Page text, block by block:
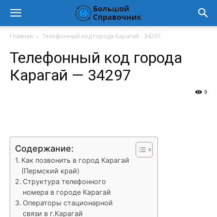
Главная Телефонный код города Карагай - 34297
Телефонный код города
Карагай — 34297
9
Содержание:
Как позвонить в город Карагай
(Пермский край)
Структура телефонного
номера в городе Карагай
Операторы стационарной
связи в г.Карагай